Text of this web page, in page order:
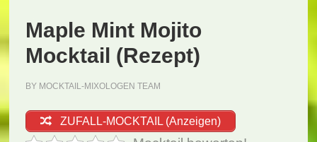
Maple Mint Mojito
Mocktail (Rezept)
BY MOCKTAIL-MIXOLOGEN TEAM
ZUFALL-MOCKTAIL (Anzeigen)